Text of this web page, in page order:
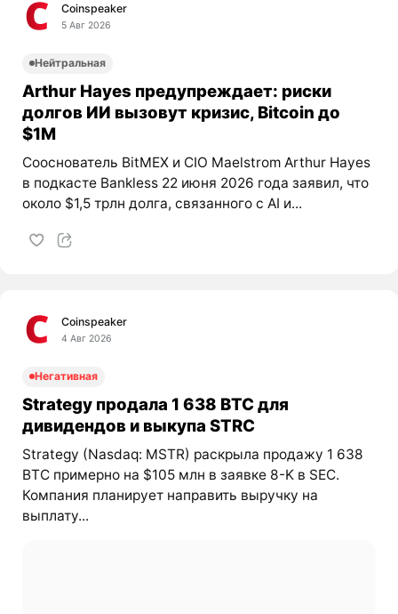
Coinspeaker
5 Авг 2026
Нейтральная
Arthur Hayes предупреждает: риски
долгов ИИ вызовут кризис, Bitcoin до
$1M
Сооснователь BitMEX и CIO Maelstrom Arthur Hayes
в подкасте Bankless 22 июня 2026 года заявил, что
около $1,5 трлн долга, связанного с AI и...
Coinspeaker
4 Авг 2026
Негативная
Strategy продала 1 638 BTC для
дивидендов и выкупа STRC
Strategy (Nasdaq: MSTR) раскрыла продажу 1 638
BTC примерно на $105 млн в заявке 8-K в SEC.
Компания планирует направить выручку на
выплату...